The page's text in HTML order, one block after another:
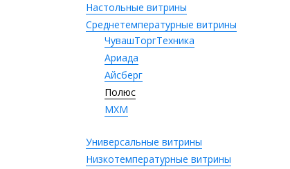
Настольные витрины
Среднетемпературные витрины
ЧувашТоргТехника
Ариада
Айсберг
Полюс
МХМ
Универсальные витрины
Низкотемпературные витрины